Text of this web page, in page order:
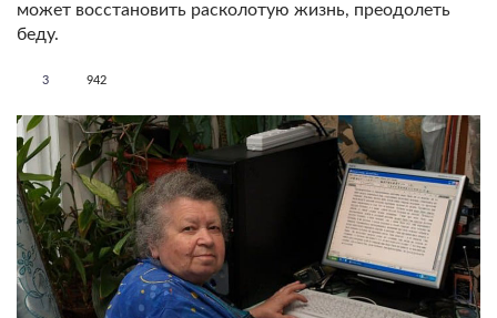
может восстановить расколотую жизнь, преодолеть
беду.
3 942